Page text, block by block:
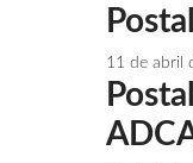
11 de abril